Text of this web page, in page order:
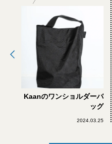
Kaanのワンショルダーバ
ッグ
2024.03.25